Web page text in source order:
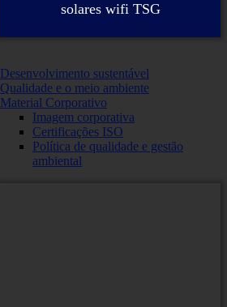
solares wifi TSG
Desenvolvimento sustentável
Qualidade e o meio ambiente
Material Corporativo
Imagem corporativa
Certificações ISO
Política de qualidade e gestão
ambiental